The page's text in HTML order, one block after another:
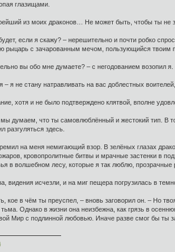
глазищами.
из моих драконов… Не может быть, чтобы ты не
если я скажу? – нерешительно и почти робко
рыцарь с зачарованным мечом, пользующийся твоим
вы обо мне думаете? – с негодованием возопил
– я не стану натравливать на вас доблестных
хотя и не было подтверждено клятвой, вполне
думаем, что ты самовлюблённый и жестокий тип. В
разгуляться здесь.
на меня немигающий взор. В зелёных глазах
кровопролитные битвы и мрачные застенки в
в волшебном лесу, которые я так люблю, прозрачные
видения исчезли, и на миг пещера погрузилась в
кое в чём ты преуспел, – вновь заговорил он. – Но
тьма. Однако в жизни она неизбежна, как грязь в
Мир с подлинной любовью. Иначе разве смог бы ты